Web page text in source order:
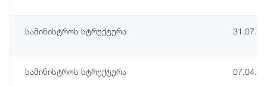
სამინისტროს სტრუქტურა
სამინისტროს სტრუქტურა